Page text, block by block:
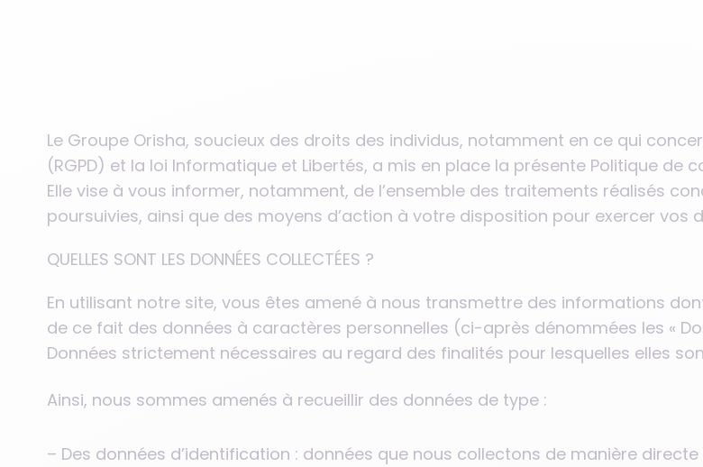
Le Groupe Orisha, soucieux des droits des individus, notamment en ce qui
(RGPD) et la loi Informatique et Libertés, a mis en place la présente Politique de
Elle vise à vous informer, notamment, de l’ensemble des traitements réalisés
poursuivies, ainsi que des moyens d’action à votre disposition pour exercer vos
QUELLES SONT LES DONNÉES COLLECTÉES ?
En utilisant notre site, vous êtes amené à nous transmettre des informations
de ce fait des données à caractères personnelles (ci-après dénommées les «
Données strictement nécessaires au regard des finalités pour lesquelles elles
Ainsi, nous sommes amenés à recueillir des données de type :
– Des données d’identification : données que nous collectons de manière